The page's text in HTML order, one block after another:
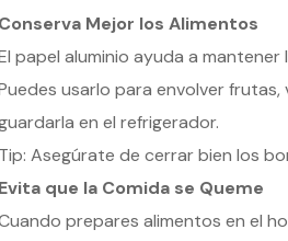
Conserva Mejor los Alimentos
papel aluminio ayuda a
usarlo para envolver
en el refrigerador.
Tip: Asegúrate de cerrar bien los
Evita que la Comida se Queme
prepares alimentos en el